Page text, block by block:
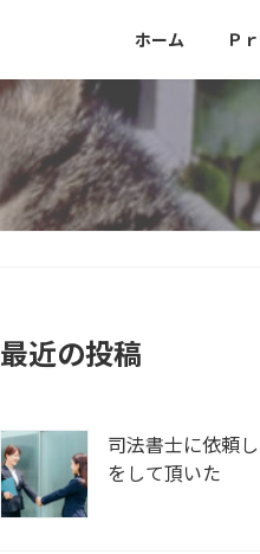
ホーム Ｐ
最近の投稿
司法書士に依頼
をして頂いた